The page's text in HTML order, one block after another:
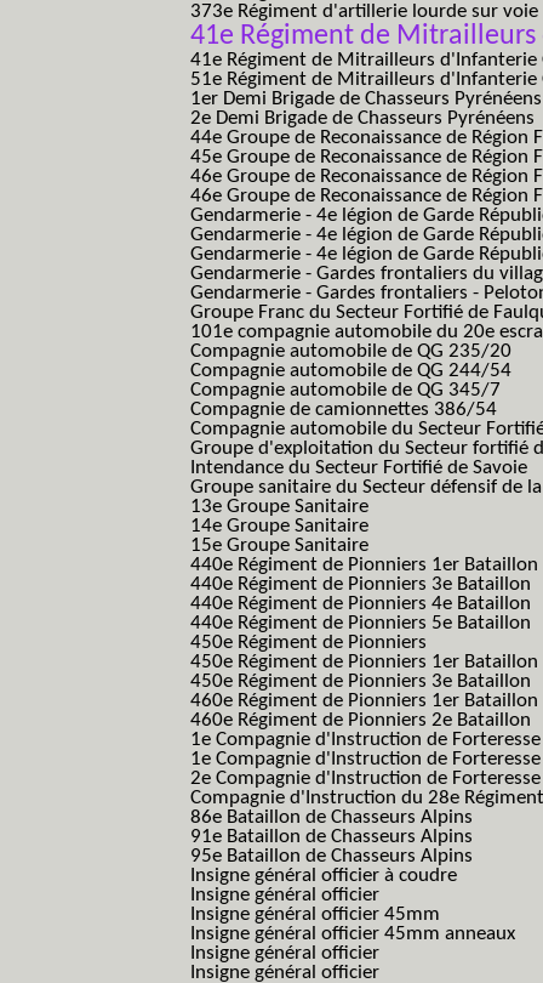
373e Régiment d'artillerie lourde sur
41e Régiment de
41e Régiment de Mitrailleurs d'Infanterie
51e Régiment de Mitrailleurs d'Infanterie
1er Demi Brigade de Chasseurs Pyrénéens
2e Demi Brigade de Chasseurs Pyrénéens
44e Groupe de Reconaissance de Région
45e Groupe de Reconaissance de Région
46e Groupe de Reconaissance de Région
46e Groupe de Reconaissance de
Gendarmerie - 4e légion de Garde
Gendarmerie - 4e légion de Garde
Gendarmerie - 4e légion de Garde
Gendarmerie - Gardes frontaliers du
Gendarmerie - Gardes frontaliers -
Groupe Franc du Secteur Fortifié de
101e compagnie automobile du 20e
Compagnie automobile de QG 235/20
Compagnie automobile de QG 244/54
Compagnie automobile de QG 345/7
Compagnie de camionnettes 386/54
Compagnie automobile du Secteur
Groupe d'exploitation du Secteur fortifié
Intendance du Secteur Fortifié de Savoie
Groupe sanitaire du Secteur défensif de
13e Groupe Sanitaire
14e Groupe Sanitaire
15e Groupe Sanitaire
440e Régiment de Pionniers 1er Bataillon
440e Régiment de Pionniers 3e Bataillon
440e Régiment de Pionniers 4e Bataillon
440e Régiment de Pionniers 5e Bataillon
450e Régiment de Pionniers
450e Régiment de Pionniers 1er Bataillon
450e Régiment de Pionniers 3e Bataillon
460e Régiment de Pionniers 1er Bataillon
460e Régiment de Pionniers 2e Bataillon
1e Compagnie d'Instruction de
1e Compagnie d'Instruction de
2e Compagnie d'Instruction de
Compagnie d'Instruction du 28e
86e Bataillon de Chasseurs Alpins
91e Bataillon de Chasseurs Alpins
95e Bataillon de Chasseurs Alpins
Insigne général officier à coudre
Insigne général officier
Insigne général officier 45mm
Insigne général officier 45mm anneaux
Insigne général officier
Insigne général officier